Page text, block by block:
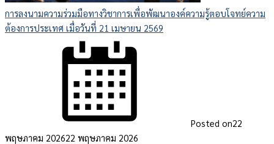
การลงนามความร่วมมือทางวิชาการเพื่อพัฒนาองค์ความรู้ตอบโจทย์ความ
ต้องการประเทศ เมื่อวันที่ 21 เมษายน 2569
Posted on22
พฤษภาคม 202622 พฤษภาคม 2026